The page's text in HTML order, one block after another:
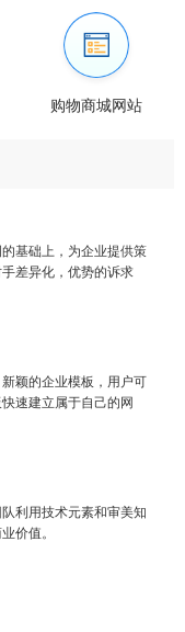
购物商城网站
基础上，为企业提供策
差异化，优势的诉求
颖的企业模板，用户可
速建立属于自己的网
利用技术元素和审美知
价值。